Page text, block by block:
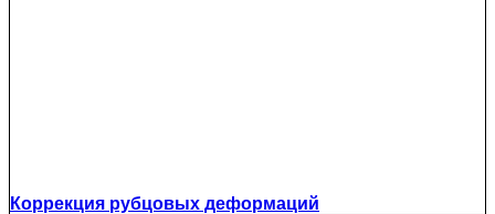
Коррекция рубцовых деформаций